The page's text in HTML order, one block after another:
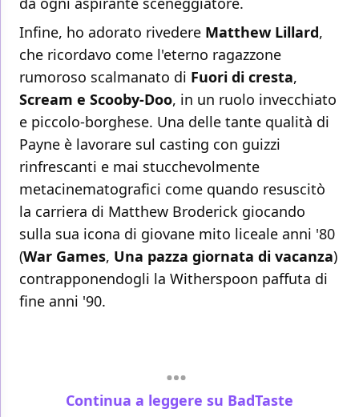
Infine, ho adorato rivedere Matthew Lillard,
che ricordavo come l'eterno ragazzone
rumoroso scalmanato di Fuori di cresta,
Scream e Scooby-Doo, in un ruolo invecchiato
e piccolo-borghese. Una delle tante qualità di
Payne è lavorare sul casting con guizzi
rinfrescanti e mai stucchevolmente
metacinematografici come quando resuscitò
la carriera di Matthew Broderick giocando
sulla sua icona di giovane mito liceale anni '80
(War Games, Una pazza giornata di vacanza)
contrapponendogli la Witherspoon paffuta di
fine anni '90.
Continua a leggere su BadTaste